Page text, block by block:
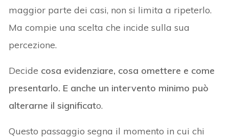
maggior parte dei casi, non si limita a ripeterlo.
Ma compie una scelta che incide sulla sua
percezione.
Decide cosa evidenziare, cosa omettere e come
presentarlo. E anche un intervento minimo può
alterarne il significato.
Questo passaggio segna il momento in cui chi